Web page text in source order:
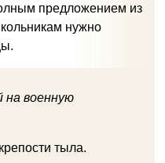
предложением из
нужно
на военную
тыла.